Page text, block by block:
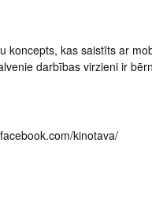
koncepts, kas saistīts ar
darbības virzieni ir
kinotava/